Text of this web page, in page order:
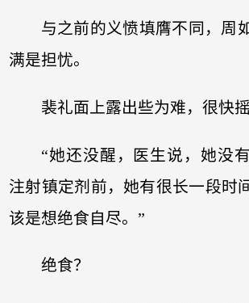
与之前的义愤填膺不同，周
满是担忧。
裴礼面上露出些为难，很快摇
“她还没醒，医生说，她没
注射镇定剂前，她有很长一段时
该是想绝食自尽。”
绝食？